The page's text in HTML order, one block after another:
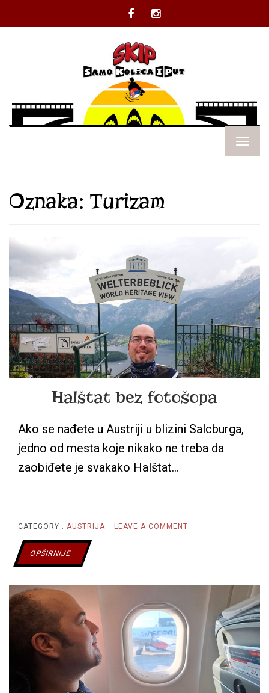
Facebook
Oznaka: Turizam
Halštat bez fotošopa
Ako se nađete u Austriji u blizini Salcburga,
jedno od mesta koje nikako ne treba da
zaobiđete je svakako Halštat…
CATEGORY : AUSTRIJA LEAVE A COMMENT
FOTOŠOPA
OPŠIRNIJE